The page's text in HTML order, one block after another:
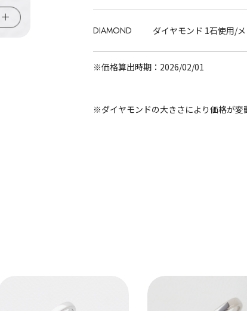
DIAMOND ダイヤモンド 1石使用/
※価格算出時期：2026/02/01
※ダイヤモンドの大きさにより価格が変